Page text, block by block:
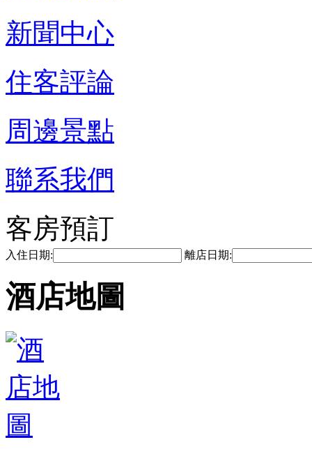
新聞中心
住客評論
周邊景點
聯系我們
客房預訂
入住日期: 離店日期:
酒店地圖